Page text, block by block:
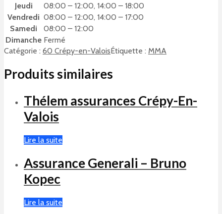
Jeudi
08:00 – 12:00, 14:00 – 18:00
Vendredi 08:00 – 12:00, 14:00 – 17:00
Samedi
08:00 – 12:00
Dimanche Fermé
Catégorie : 60 Crépy-en-ValoisÉtiquette : MMA
Produits similaires
Thélem assurances Crépy-En-
Valois
Lire la suite
Assurance Generali – Bruno
Kopec
Lire la suite